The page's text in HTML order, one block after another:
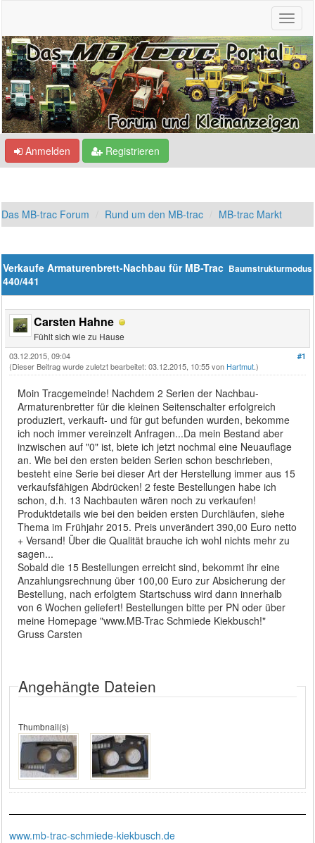
Anmelden Registrieren
Das MB-trac Forum Rund um den MB-trac MB-trac Markt
Baumstrukturmodus
Verkaufe Armaturenbrett-Nachbau für MB-Trac
440/441
Carsten Hahne
Fühlt sich wie zu Hause
#1
03.12.2015, 09:04
(Dieser Beitrag wurde zuletzt bearbeitet: 03.12.2015, 10:55 von Hartmut.)
Moin Tracgemeinde! Nachdem 2 Serien der Nachbau-
Armaturenbretter für die kleinen Seitenschalter erfolgreich
produziert, verkauft- und für gut befunden wurden, bekomme
ich noch immer vereinzelt Anfragen...Da mein Bestand aber
inzwischen auf "0" ist, biete ich jetzt nochmal eine Neuauflage
an. Wie bei den ersten beiden Serien schon beschrieben,
besteht eine Serie bei dieser Art der Herstellung immer aus 15
verkaufsfähigen Abdrücken! 2 feste Bestellungen habe ich
schon, d.h. 13 Nachbauten wären noch zu verkaufen!
Produktdetails wie bei den beiden ersten Durchläufen, siehe
Thema im Frühjahr 2015. Preis unverändert 390,00 Euro netto
+ Versand! Über die Qualität brauche ich wohl nichts mehr zu
sagen...
Sobald die 15 Bestellungen erreicht sind, bekommt ihr eine
Anzahlungsrechnung über 100,00 Euro zur Absicherung der
Bestellung, nach erfolgtem Startschuss wird dann innerhalb
von 6 Wochen geliefert! Bestellungen bitte per PN oder über
meine Homepage "www.MB-Trac Schmiede Kiekbusch!"
Gruss Carsten
Angehängte Dateien
Thumbnail(s)
www.mb-trac-schmiede-kiekbusch.de